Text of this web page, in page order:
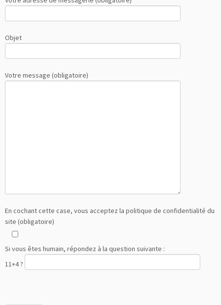
Objet
Votre message (obligatoire)
En cochant cette case, vous acceptez la politique de confidentialité du
site (obligatoire)
Si vous êtes humain, répondez à la question suivante :
11+4 ?